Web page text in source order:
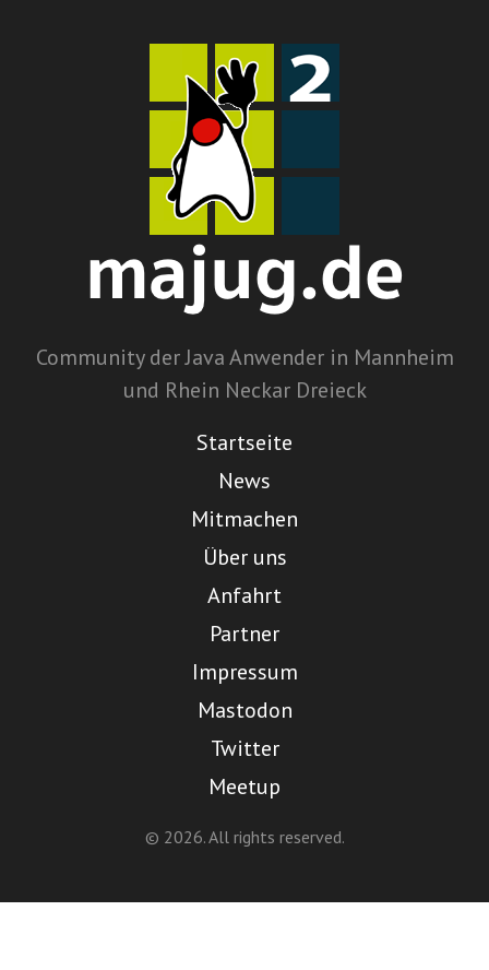
Community der Java Anwender in Mannheim
und Rhein Neckar Dreieck
Startseite
News
Mitmachen
Über uns
Anfahrt
Partner
Impressum
Mastodon
Twitter
Meetup
© 2026. All rights reserved.